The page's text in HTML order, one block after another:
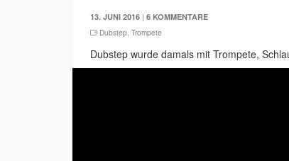
13. JUNI 2016 | 6 KOMMENTARE
Dubstep, Trompete
Dubstep wurde damals mit Trompete,